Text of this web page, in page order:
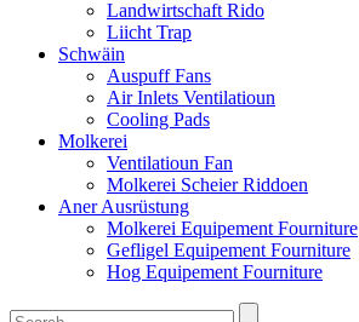
Landwirtschaft Rido
Liicht Trap
Schwäin
Auspuff Fans
Air Inlets Ventilatioun
Cooling Pads
Molkerei
Ventilatioun Fan
Molkerei Scheier Riddoen
Aner Ausrüstung
Molkerei Equipement Fourniture
Gefligel Equipement Fourniture
Hog Equipement Fourniture